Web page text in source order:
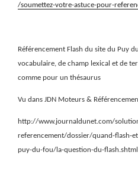
/soumettez-votre-astuce-pour-
Référencement Flash du site du Puy
vocabulaire, de champ lexical et de
comme pour un thésaurus
Vu dans JDN Moteurs &
http://www.journaldunet.com/
referencement/dossier/quand-flash-
puy-du-fou/la-question-du-flash.shtml